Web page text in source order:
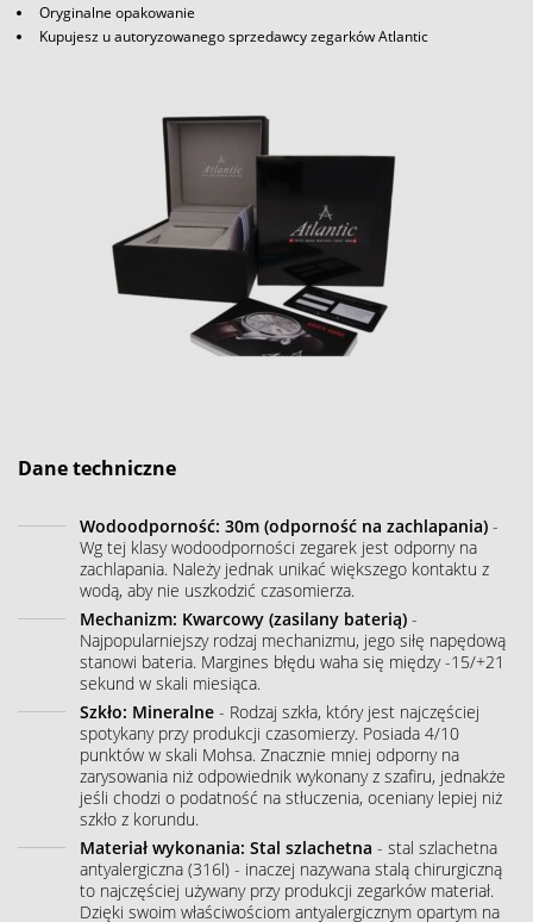
Oryginalne opakowanie
Kupujesz u autoryzowanego sprzedawcy zegarków Atlantic
Dane techniczne
Wodoodporność: 30m (odporność na zachlapania) -
Wg tej klasy wodoodporności zegarek jest odporny na
zachlapania. Należy jednak unikać większego kontaktu z
wodą, aby nie uszkodzić czasomierza.
Mechanizm: Kwarcowy (zasilany baterią) -
Najpopularniejszy rodzaj mechanizmu, jego siłę napędową
stanowi bateria. Margines błędu waha się między -15/+21
sekund w skali miesiąca.
Szkło: Mineralne - Rodzaj szkła, który jest najczęściej
spotykany przy produkcji czasomierzy. Posiada 4/10
punktów w skali Mohsa. Znacznie mniej odporny na
zarysowania niż odpowiednik wykonany z szafiru, jednakże
jeśli chodzi o podatność na stłuczenia, oceniany lepiej niż
szkło z korundu.
Materiał wykonania: Stal szlachetna - stal szlachetna
antyalergiczna (316l) - inaczej nazywana stalą chirurgiczną
to najczęściej używany przy produkcji zegarków materiał.
Dzięki swoim właściwościom antyalergicznym opartym na